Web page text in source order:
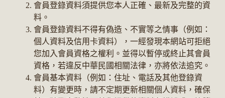
會員登錄資料須提供您本人正確、最新及完整的資
料。
會員登錄資料不得有偽造、不實等之情事（例如：
個人資料及信用卡資料），一經發現本網站可拒絕
您加入會員資格之權利。並得以暫停或終止其會員
資格，若違反中華民國相關法律，亦將依法追究。
會員基本資料（例如：住址、電話及其他登錄資
料）有變更時，請不定期更新相關個人資料，確保